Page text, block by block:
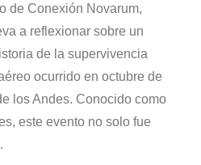
de Conexión Novarum,
a reflexionar sobre un
de la supervivencia
ocurrido en octubre de
los Andes. Conocido como
este evento no solo fue